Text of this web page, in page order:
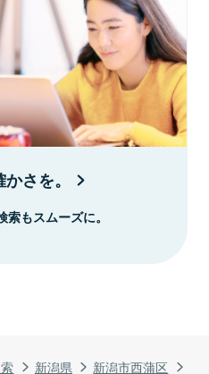
新潟県
新潟市西蒲区
さを。
もスムーズに。